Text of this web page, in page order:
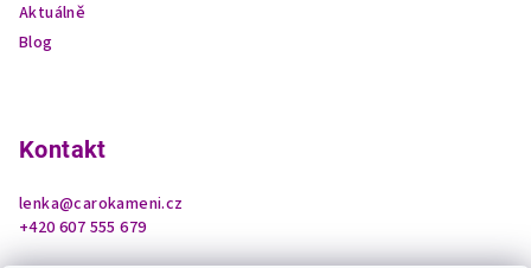
Aktuálně
Blog
Kontakt
lenka@carokameni.cz
+420 607 555 679